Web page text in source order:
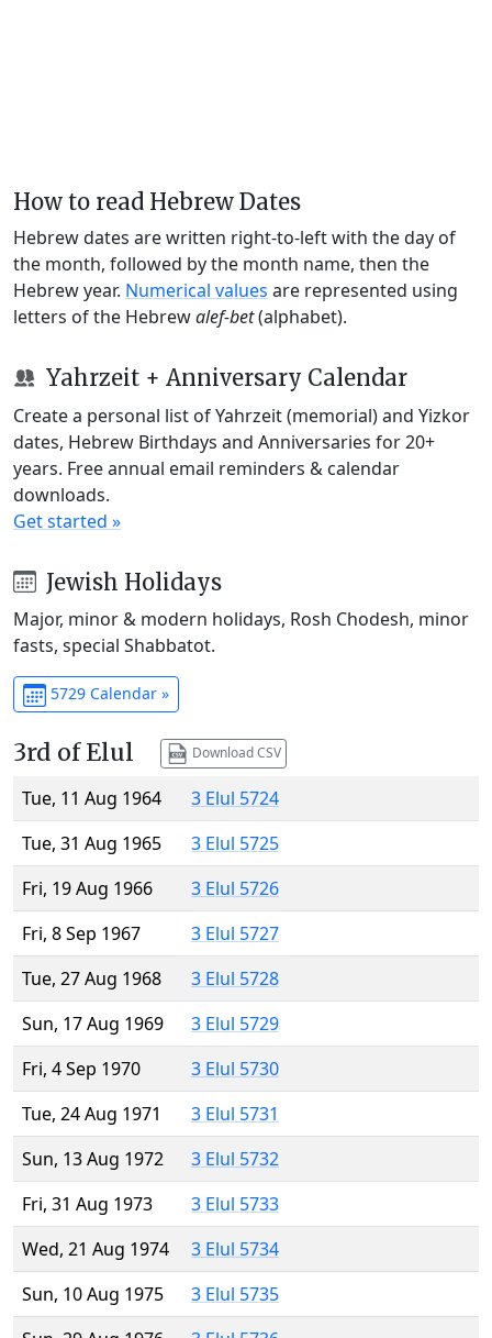
How to read Hebrew Dates
Hebrew dates are written right-to-left with the day of
the month, followed by the month name, then the
Hebrew year. Numerical values are represented using
letters of the Hebrewalef-bet(alphabet).
Yahrzeit + Anniversary Calendar
Create a personal list of Yahrzeit (memorial) and Yizkor
dates, Hebrew Birthdays and Anniversaries for 20+
years. Free annual email reminders & calendar
downloads.
Get started »
Jewish Holidays
Major, minor & modern holidays, Rosh Chodesh, minor
fasts, special Shabbatot.
5729 Calendar »
3rd of Elul Download CSV
Tue, 11 Aug 1964
3 Elul 5724
Tue, 31 Aug 1965
3 Elul 5725
Fri, 19 Aug 1966
3 Elul 5726
Fri, 8 Sep 1967
3 Elul 5727
Tue, 27 Aug 1968
3 Elul 5728
Sun, 17 Aug 1969
3 Elul 5729
Fri, 4 Sep 1970
3 Elul 5730
Tue, 24 Aug 1971
3 Elul 5731
Sun, 13 Aug 1972
3 Elul 5732
Fri, 31 Aug 1973
3 Elul 5733
Wed, 21 Aug 1974
3 Elul 5734
Sun, 10 Aug 1975
3 Elul 5735